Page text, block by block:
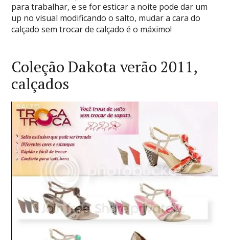
para trabalhar, e se for esticar a noite pode dar um
up no visual modificando o salto, mudar a cara do
calçado sem trocar de calçado é o máximo!
Coleção Dakota verão 2011,
calçados